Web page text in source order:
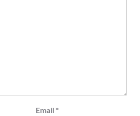
Email *